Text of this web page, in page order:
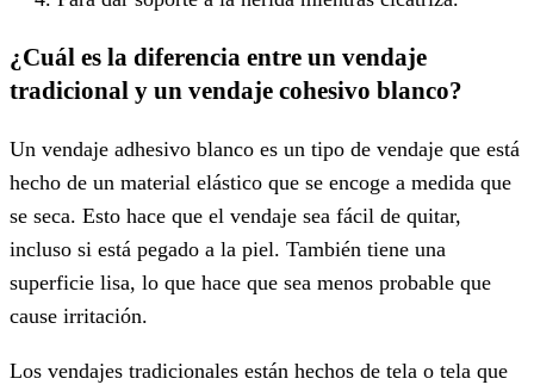
¿Cuál es la diferencia entre un vendaje
tradicional y un vendaje cohesivo blanco?
Un vendaje adhesivo blanco es un tipo de vendaje que está
hecho de un material elástico que se encoge a medida que
se seca. Esto hace que el vendaje sea fácil de quitar,
incluso si está pegado a la piel. También tiene una
superficie lisa, lo que hace que sea menos probable que
cause irritación.
Los vendajes tradicionales están hechos de tela o tela que